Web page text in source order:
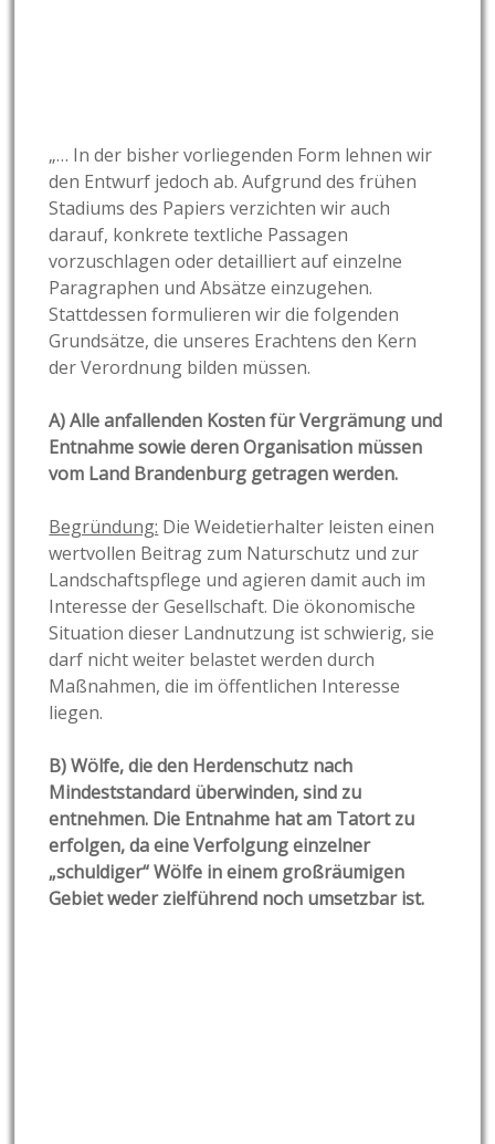
„… In der bisher vorliegenden Form lehnen wir
den Entwurf jedoch ab. Aufgrund des frühen
Stadiums des Papiers verzichten wir auch
darauf, konkrete textliche Passagen
vorzuschlagen oder detailliert auf einzelne
Paragraphen und Absätze einzugehen.
Stattdessen formulieren wir die folgenden
Grundsätze, die unseres Erachtens den Kern
der Verordnung bilden müssen.
A) Alle anfallenden Kosten für Vergrämung und
Entnahme sowie deren Organisation müssen
vom Land Brandenburg getragen werden.
Begründung: Die Weidetierhalter leisten einen
wertvollen Beitrag zum Naturschutz und zur
Landschaftspflege und agieren damit auch im
Interesse der Gesellschaft. Die ökonomische
Situation dieser Landnutzung ist schwierig, sie
darf nicht weiter belastet werden durch
Maßnahmen, die im öffentlichen Interesse
liegen.
B) Wölfe, die den Herdenschutz nach
Mindeststandard überwinden, sind zu
entnehmen. Die Entnahme hat am Tatort zu
erfolgen, da eine Verfolgung einzelner
„schuldiger“ Wölfe in einem großräumigen
Gebiet weder zielführend noch umsetzbar ist.